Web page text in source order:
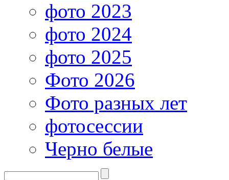
фото 2023
фото 2024
фото 2025
Фото 2026
Фото разных лет
фотосессии
Черно белые